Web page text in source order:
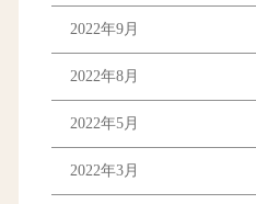
2022年9月
2022年8月
2022年5月
2022年3月